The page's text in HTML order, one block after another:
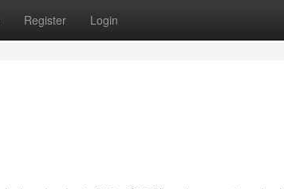
Register Login